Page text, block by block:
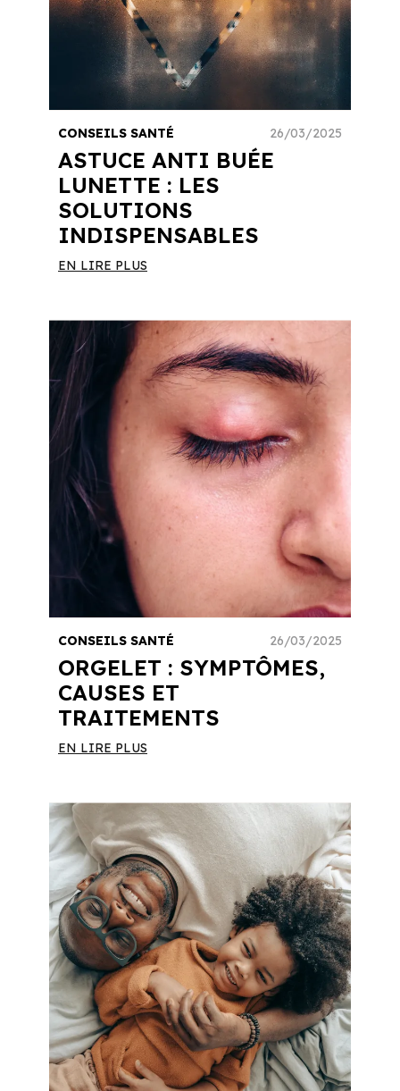
ASTUCE ANTI BUÉE
LUNETTE : LES
SOLUTIONS
INDISPENSABLES
CONSEILS SANTÉ 26/03/2025
EN LIRE PLUS
ORGELET : SYMPTÔMES,
CAUSES ET
TRAITEMENTS
CONSEILS SANTÉ 26/03/2025
EN LIRE PLUS